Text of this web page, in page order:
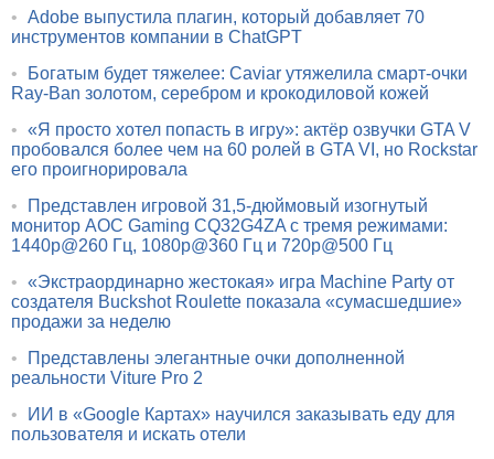
• Adobe выпустила плагин, который добавляет 70
инструментов компании в ChatGPT
•
Богатым будет тяжелее: Caviar утяжелила смарт-очки
Ray-Ban золотом, серебром и крокодиловой кожей
• «Я просто хотел попасть в игру»: актёр озвучки GTA V
пробовался более чем на 60 ролей в GTA VI, но Rockstar
его проигнорировала
•
Представлен игровой 31,5-дюймовый изогнутый
монитор AOC Gaming CQ32G4ZA с тремя режимами:
1440p@260 Гц, 1080p@360 Гц и 720p@500 Гц
• «Экстраординарно жестокая» игра Machine Party от
создателя Buckshot Roulette показала «сумасшедшие»
продажи за неделю
•
Представлены элегантные очки дополненной
реальности Viture Pro 2
•
ИИ в «Google Картах» научился заказывать еду для
пользователя и искать отели